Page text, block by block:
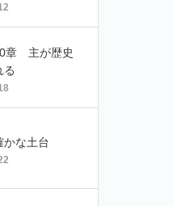
章 主が歴史
る
かな土台